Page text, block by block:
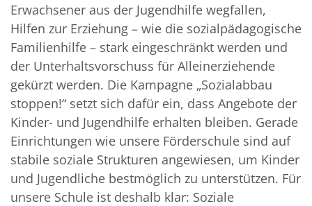
Erwachsener aus der Jugendhilfe wegfallen,
Hilfen zur Erziehung – wie die sozialpädagogische
Familienhilfe – stark eingeschränkt werden und
der Unterhaltsvorschuss für Alleinerziehende
gekürzt werden. Die Kampagne „Sozialabbau
stoppen!“ setzt sich dafür ein, dass Angebote der
Kinder- und Jugendhilfe erhalten bleiben. Gerade
Einrichtungen wie unsere Förderschule sind auf
stabile soziale Strukturen angewiesen, um Kinder
und Jugendliche bestmöglich zu unterstützen. Für
unsere Schule ist deshalb klar: Soziale